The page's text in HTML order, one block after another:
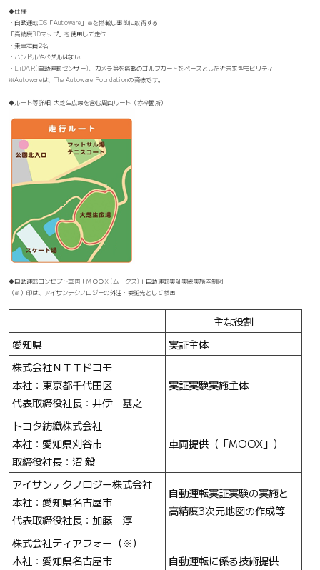
◆仕様
・自動運転OS「Autoware」※を搭載し事前に取得する
「高精度3Dマップ」を使用して走行
・乗車定員2名
・ハンドルやペダルはない
・LiDAR(自動運転センサー)、カメラ等を搭載のゴルフカートをベースとした近未来型モビリティ
※Autowareは、The Autoware Foundationの商標です。
◆ルート等詳細 大芝生広場を含む周回ルート（赤枠箇所）
◆自動運転コンセプト車両「ＭＯＯＸ(ムークス)」自動運転実証実験実施体制図
（※）印は、アイサンテクノロジーの外注・委託先として参画
主な役割
愛知県
実証主体
株式会社ＮＴＴドコモ
本社：東京都千代田区
代表取締役社長：井伊 基之
実証実験実施主体
トヨタ紡織株式会社
本社：愛知県刈谷市
取締役社長：沼 毅
車両提供（「MOOX」）
アイサンテクノロジー株式会社
本社：愛知県名古屋市
代表取締役社長：加藤 淳
自動運転実証実験の実施と
高精度3次元地図の作成等
株式会社ティアフォー（※）
本社：愛知県名古屋市
自動運転に係る技術提供